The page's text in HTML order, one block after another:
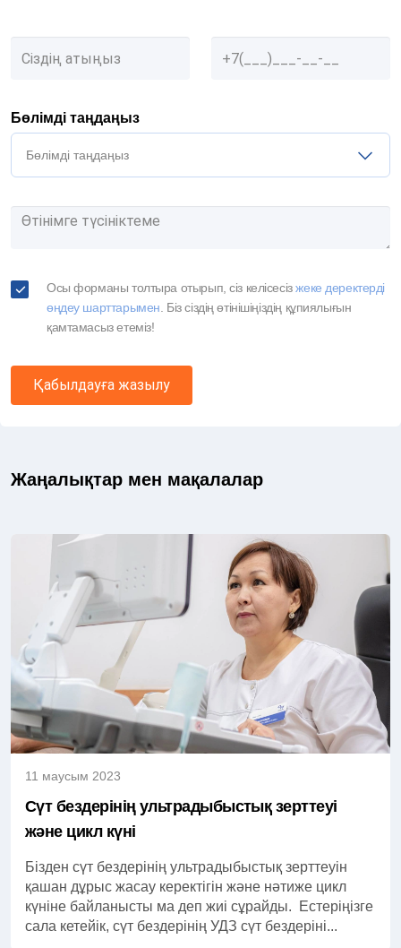
Бөлімді таңдаңыз
Бөлімді таңдаңыз
Осы форманы толтыра отырып, сіз келісесізжеке деректерді
өңдеу шарттарымен. Біз сіздің өтінішіңіздің құпиялығын
қамтамасыз етеміз!
Қабылдауға жазылу
Жаңалықтар мен мақалалар
11 маусым 2023
Сүт бездерінің ультрадыбыстық зерттеуі
және цикл күні
Бізден сүт бездерінің ультрадыбыстық зерттеуін
қашан дұрыс жасау керектігін және нәтиже цикл
күніне байланысты ма деп жиі сұрайды. Естеріңізге
сала кетейік, сүт бездерінің УДЗ сүт бездеріні...